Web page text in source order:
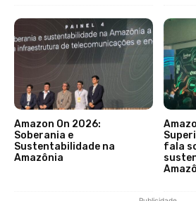
Amazon On 2026:
Soberania e
Sustentabilidade na
Amazônia
fala